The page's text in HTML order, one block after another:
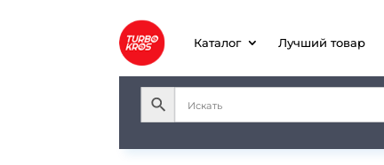
Каталог Лучший товар